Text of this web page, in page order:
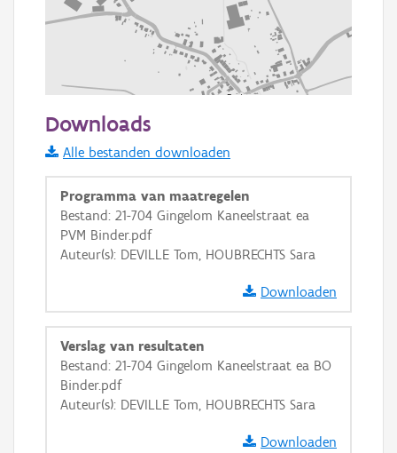
Informatie Vlaanderen
i
+ −
Basis Lagen
OSM-Basiskaart
Downloads
Alle bestanden downloaden
Programma van maatregelen
Bestand: 21-704 Gingelom Kaneelstraat ea
PVM Binder.pdf
Auteur(s): DEVILLE Tom, HOUBRECHTS Sara
Downloaden
Verslag van resultaten
Bestand: 21-704 Gingelom Kaneelstraat ea BO
Binder.pdf
Auteur(s): DEVILLE Tom, HOUBRECHTS Sara
Downloaden